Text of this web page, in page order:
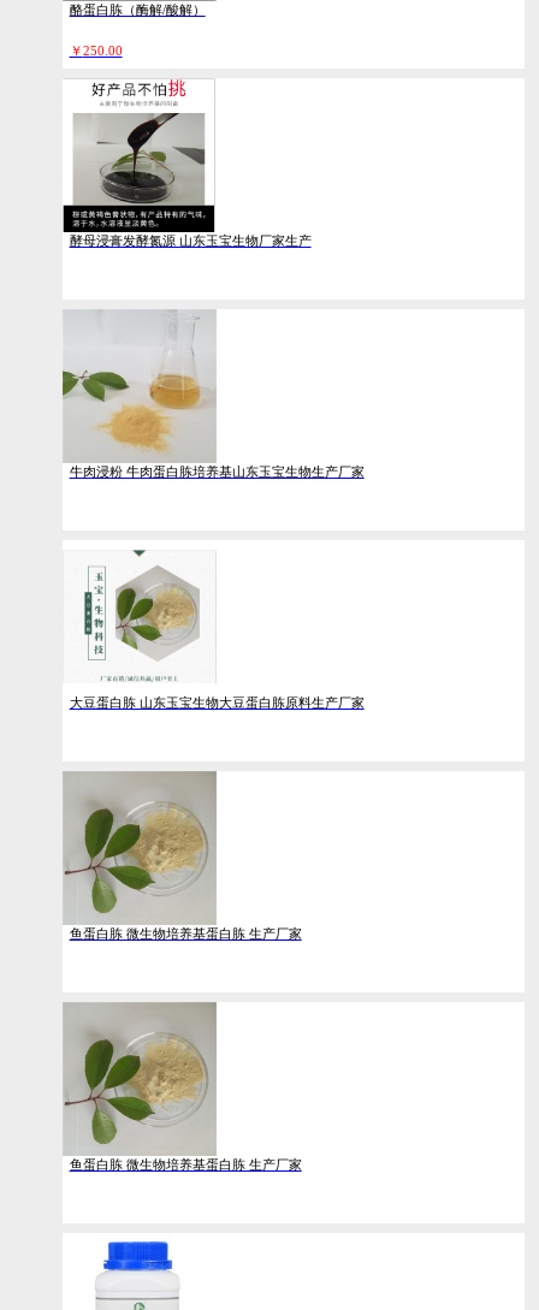
酪蛋白胨（酶解/酸解）
￥250.00
酵母浸膏发酵氮源 山东玉宝生物厂家生产
牛肉浸粉 牛肉蛋白胨培养基山东玉宝生物生产厂家
大豆蛋白胨 山东玉宝生物大豆蛋白胨原料生产厂家
鱼蛋白胨 微生物培养基蛋白胨 生产厂家
鱼蛋白胨 微生物培养基蛋白胨 生产厂家